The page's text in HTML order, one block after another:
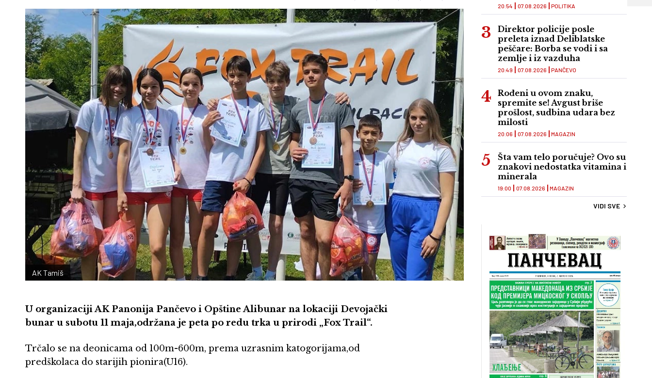
AK Tamiš
U organizaciji AK Panonija Pančevo i Opštine Alibunar na lokaciji Devojački
bunar u subotu 11 maja,održana je peta po redu trka u prirodi „Fox Trail“.
Trčalo se na deonicama od 100m-600m, prema uzrasnim katogorijama,od
predškolaca do starijih pionira(U16).
POLITIKA
20:54 07.08.2026
Direktor policije posle
preleta iznad Deliblatske
peščare: Borba se vodi i sa
zemlje i iz vazduha
PANČEVO
20:49 07.08.2026
Rođeni u ovom znaku,
spremite se! Avgust briše
prošlost, sudbina udara bez
milosti
MAGAZIN
20:06 07.08.2026
Šta vam telo poručuje? Ovo su
znakovi nedostatka vitamina i
minerala
MAGAZIN
19:00 07.08.2026
VIDI SVE